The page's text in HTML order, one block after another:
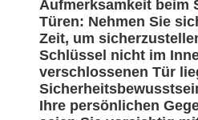
Aufmerksamkeit beim
Türen: Nehmen Sie
Zeit, um
Schlüssel nicht im
verschlossenen Tür
Ihre persönlichen